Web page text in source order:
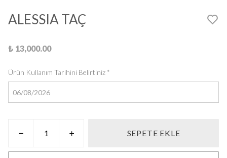
ALESSIA TAÇ
₺ 13,000.00
Ürün Kullanım Tarihini Belirtiniz*
SEPETE EKLE